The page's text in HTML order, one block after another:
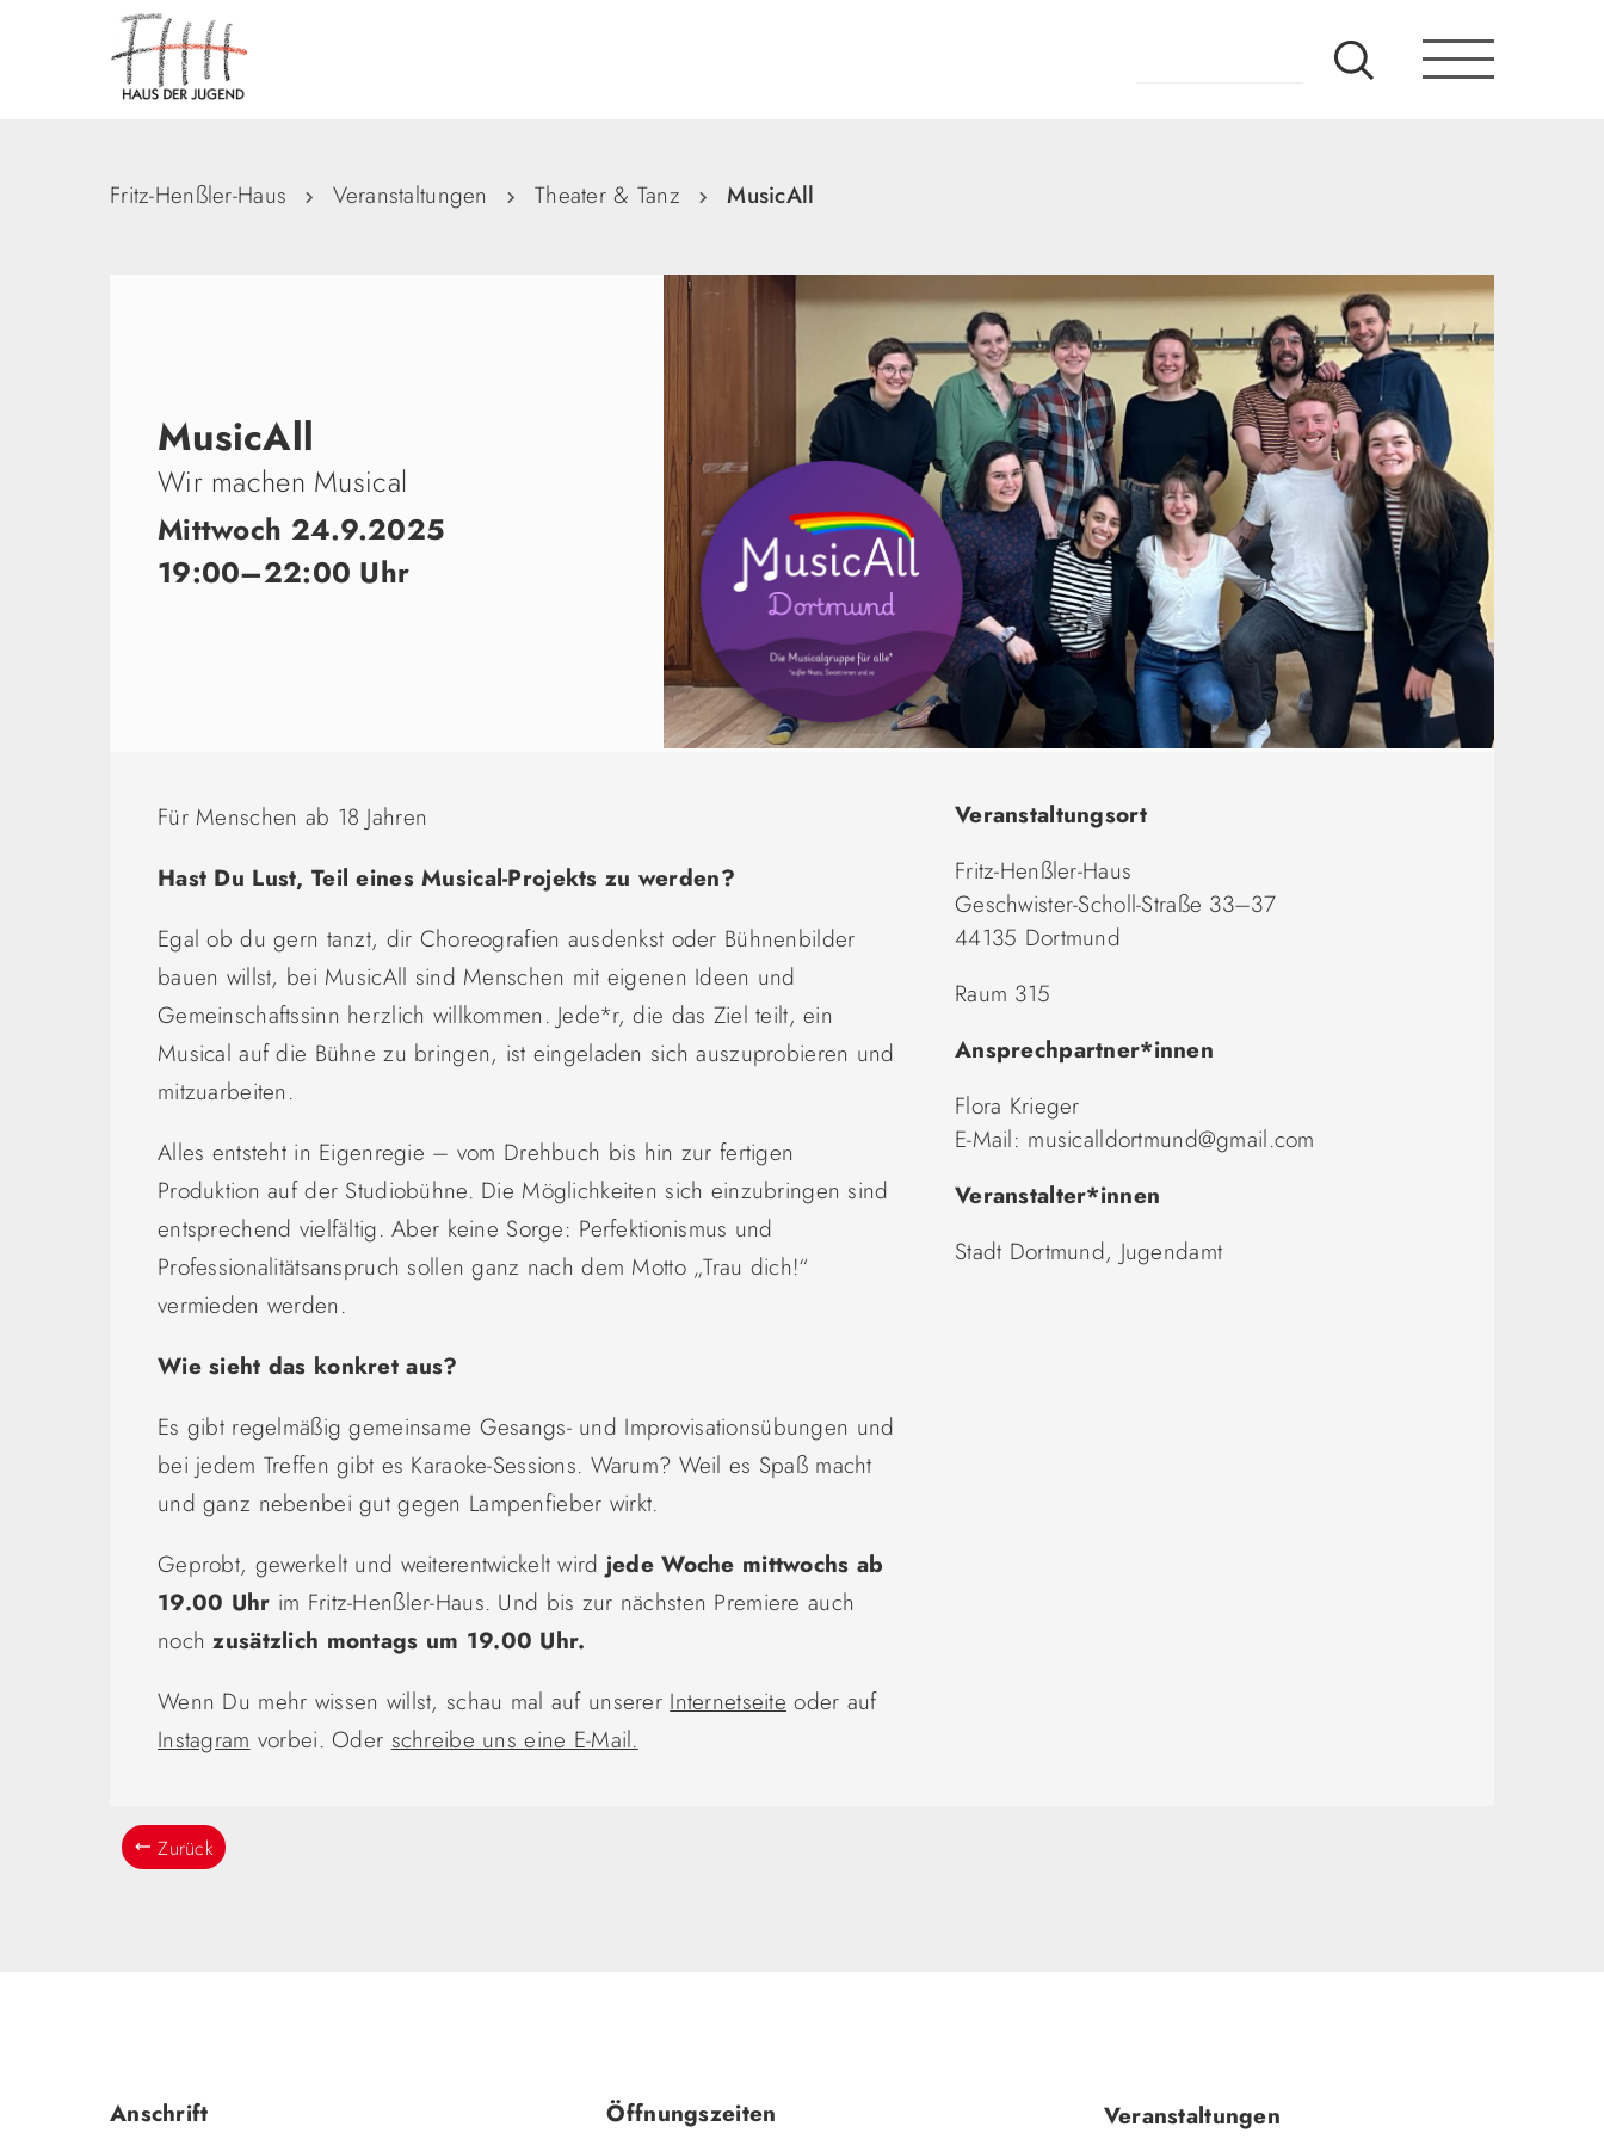
Fritz-Henßler-Haus Veranstaltungen Theater & Tanz MusicAll
MusicAll
Wir machen Musical
Mittwoch 24.9.2025
19:00–22:00 Uhr
Für Menschen ab 18 Jahren
Hast Du Lust, Teil eines Musical-Projekts zu werden?
Egal ob du gern tanzt, dir Choreografien ausdenkst oder Bühnenbilder
bauen willst, bei MusicAll sind Menschen mit eigenen Ideen und
Gemeinschaftssinn herzlich willkommen. Jede*r, die das Ziel teilt, ein
Musical auf die Bühne zu bringen, ist eingeladen sich auszuprobieren und
mitzuarbeiten.
Alles entsteht in Eigenregie – vom Drehbuch bis hin zur fertigen
Produktion auf der Studiobühne. Die Möglichkeiten sich einzubringen sind
entsprechend vielfältig. Aber keine Sorge: Perfektionismus und
Professionalitätsanspruch sollen ganz nach dem Motto „Trau dich!“
vermieden werden.
Wie sieht das konkret aus?
Es gibt regelmäßig gemeinsame Gesangs- und Improvisationsübungen und
bei jedem Treffen gibt es Karaoke-Sessions. Warum? Weil es Spaß macht
und ganz nebenbei gut gegen Lampenfieber wirkt.
Geprobt, gewerkelt und weiterentwickelt wird jede Woche mittwochs ab
19.00 Uhr im Fritz-Henßler-Haus. Und bis zur nächsten Premiere auch
nochzusätzlich montags um 19.00 Uhr.
Wenn Du mehr wissen willst, schau mal auf unserer Internetseite oder auf
Instagram vorbei. Oder schreibe uns eine E-Mail.
Veranstaltungsort
Fritz-Henßler-Haus
Geschwister-Scholl-Straße 33–37
44135 Dortmund
Raum 315
Ansprechpartner*innen
Flora Krieger
E-Mail: musicalldortmund@gmail.com
Veranstalter*innen
Stadt Dortmund, Jugendamt
Zurück
Anschrift Öffnungszeiten
Navigation
Veranstaltungen